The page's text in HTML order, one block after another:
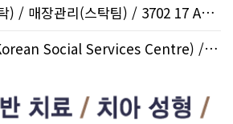
이마트 매장관리(스탁) / 매장관리(스탁팀) / 3702 17 Ave ..
한인사회복지센터(Korean Social Services Centre) / Go, Silve..